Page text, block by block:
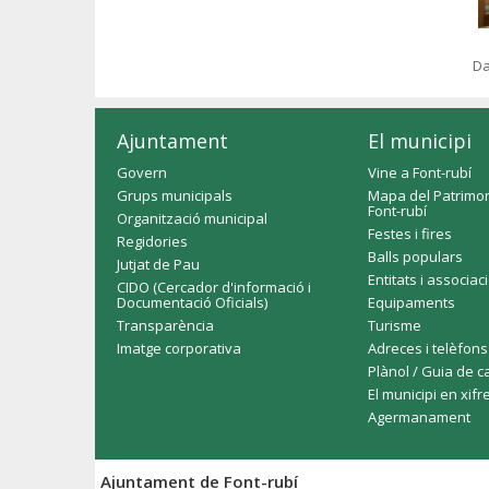
Ajuntament
Govern
Grups municipals
Organització municipal
Regidories
Jutjat de Pau
CIDO (Cercador d'informació i
Documentació Oficials)
Transparència
Imatge corporativa
El municipi
Vine a Font-rubí
Mapa del
Font-rubí
Festes i fires
Balls populars
Entitats i
Equipaments
Turisme
Adreces i telèfons
Plànol / Guia de
El municipi en
Agermanament
Ajuntament de Font-rubí